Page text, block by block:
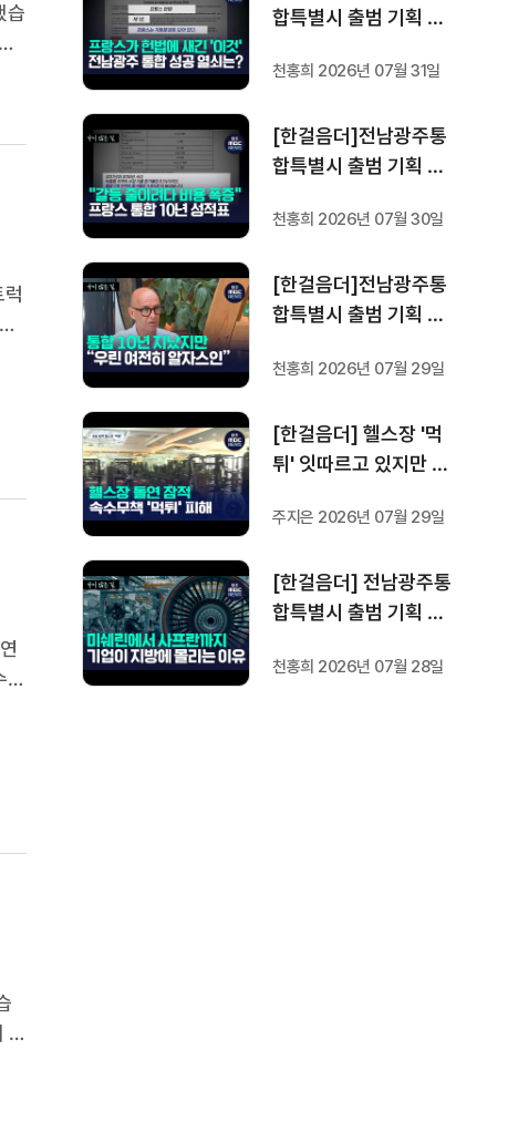
습
했
수
합특별시 출범 기획 보
프랑스 헌법에 새긴 '지
성공 조건은?
천홍희 2026년 07월 31일
[한걸음더]전남광주통
합특별시 출범 기획 보
프랑스 지역 통합 10년
천홍희 2026년 07월 30일
[한걸음더]전남광주통
합특별시 출범 기획 보
프랑스 통합 10년 지났
자스인"
천홍희 2026년 07월 29일
[한걸음더] 헬스장 '먹
튀' 잇따르고 있지만 …
주지은 2026년 07월 29일
[한걸음더] 전남광주통
합특별시 출범 기획 보
지방이 주도한 투자..'유
천홍희 2026년 07월 28일